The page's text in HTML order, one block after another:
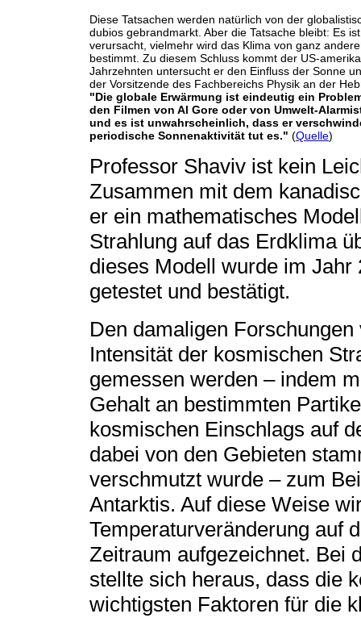
Diese Tatsachen werden natürlich von der
dubios gebrandmarkt. Aber die Tatsache bleibt: Es
verursacht, vielmehr wird das Klima von ganz
bestimmt. Zu diesem Schluss kommt der US-
Jahrzehnten untersucht er den Einfluss der Sonne
der Vorsitzende des Fachbereichs Physik an der
"Die globale Erwärmung ist eindeutig ein
den Filmen von Al Gore oder von Umwelt-
und es ist unwahrscheinlich, dass er
periodische Sonnenaktivität tut es." (Quelle)
Professor Shaviv ist kein
Zusammen mit dem
er ein mathematisches
Strahlung auf das Erdklima
dieses Modell wurde im
getestet und bestätigt.
Den damaligen
Intensität der kosmischen
gemessen werden ‒ indem
Gehalt an bestimmten
kosmischen Einschlags auf
dabei von den Gebieten
verschmutzt wurde – zum
Antarktis. Auf diese Weise
Temperaturveränderung auf
Zeitraum aufgezeichnet. Bei
stellte sich heraus, dass die
wichtigsten Faktoren für die